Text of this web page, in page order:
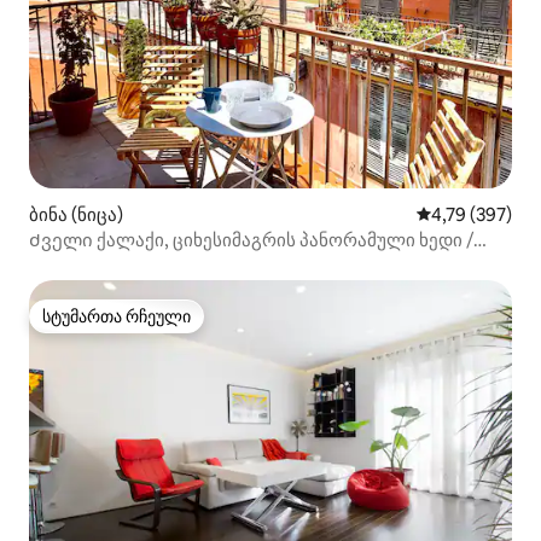
ბინა (ნიცა) საშუალო
4,79 (397)
Ძველი ქალაქი, ციხესიმაგრის პანორამული ხედი /
სტუმართა რჩეული
სტუმართა რჩეული